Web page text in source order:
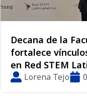
Decana de la
fortalece
en Red STEM
Lorena Tejo